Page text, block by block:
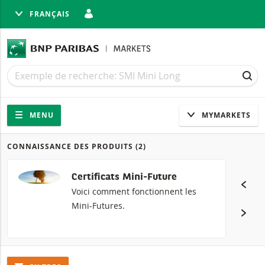
FRANÇAIS
Recherche
Recherche
Navigation
Navigation sur le site
MENU MYMARKETS
Produits
CONNAISSANCE DES PRODUITS (2)
Certificats Mini-Future
Voici comment fonctionnent les
Mini-Futures.